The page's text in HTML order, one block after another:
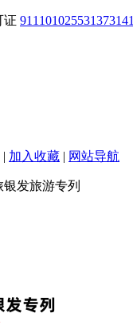
证 911101025531373141
| 加入收藏 | 网站导航
发旅游专列